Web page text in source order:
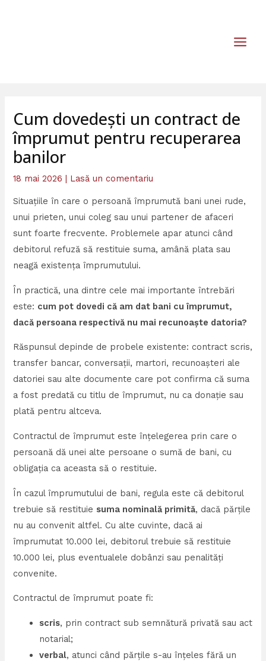
Cum dovedești un contract de
împrumut pentru recuperarea
banilor
18 mai 2026| Lasă un comentariu
Situațiile în care o persoană împrumută bani unei rude,
unui prieten, unui coleg sau unui partener de afaceri
sunt foarte frecvente. Problemele apar atunci când
debitorul refuză să restituie suma, amână plata sau
neagă existența împrumutului.
În practică, una dintre cele mai importante întrebări
este: cum pot dovedi că am dat bani cu împrumut,
dacă persoana respectivă nu mai recunoaște datoria?
Răspunsul depinde de probele existente: contract scris,
transfer bancar, conversații, martori, recunoașteri ale
datoriei sau alte documente care pot confirma că suma
a fost predată cu titlu de împrumut, nu ca donație sau
plată pentru altceva.
Contractul de împrumut este înțelegerea prin care o
persoană dă unei alte persoane o sumă de bani, cu
obligația ca aceasta să o restituie.
În cazul împrumutului de bani, regula este că debitorul
trebuie să restituie suma nominală primită, dacă părțile
nu au convenit altfel. Cu alte cuvinte, dacă ai
împrumutat 10.000 lei, debitorul trebuie să restituie
10.000 lei, plus eventualele dobânzi sau penalități
convenite.
Contractul de împrumut poate fi:
scris, prin contract sub semnătură privată sau act
notarial;
verbal, atunci când părțile s-au înțeles fără un